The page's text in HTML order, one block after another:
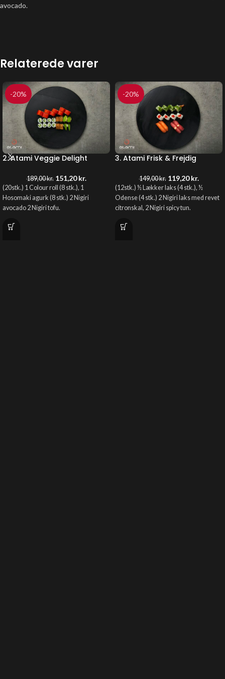
avocado.
Relaterede varer
-20%
2. Atami Veggie Delight
189,00kr. 151,20kr.
(20stk.) 1 Colour roll (8 stk.), 1
Hosomaki agurk (8 stk.) 2 Nigiri
avocado 2 Nigiri tofu.
-20%
3. Atami Frisk & Frejdig
149,00kr. 119,20kr.
(12stk.) ½ Lækker laks (4 stk.), ½
Odense (4 stk.) 2 Nigiri laks med revet
citronskal, 2 Nigiri spicy tun.